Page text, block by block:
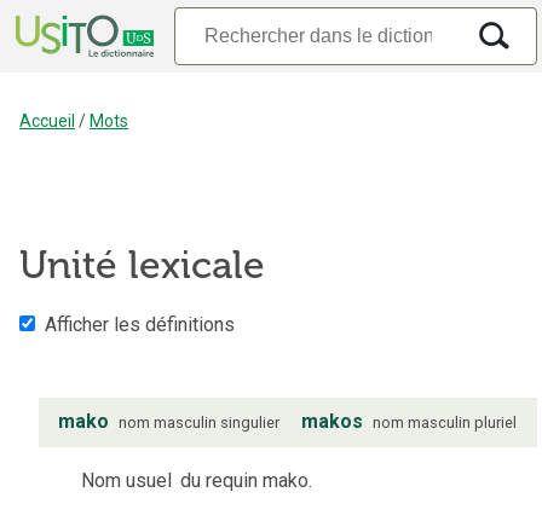
Accueil / Mots
Unité lexicale
Afficher les définitions
mako nom masculin singulier makos nom masculin pluriel
Nom usuel du requin mako.